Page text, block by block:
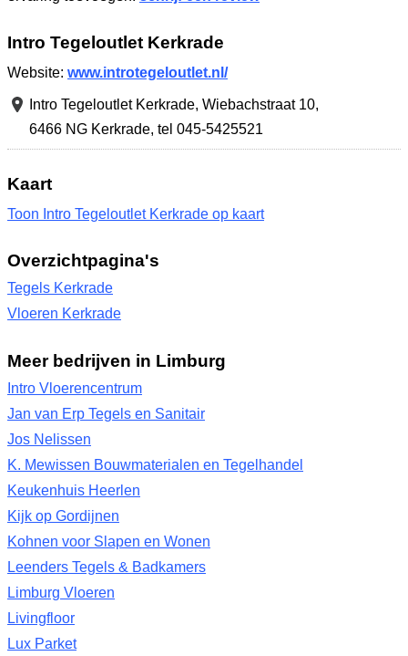
Intro Tegeloutlet Kerkrade
Website: www.introtegeloutlet.nl/
Intro Tegeloutlet Kerkrade, Wiebachstraat 10,
6466 NG Kerkrade, tel 045-5425521
Kaart
Toon Intro Tegeloutlet Kerkrade op kaart
Overzichtpagina's
Tegels Kerkrade
Vloeren Kerkrade
Meer bedrijven in Limburg
Intro Vloerencentrum
Jan van Erp Tegels en Sanitair
Jos Nelissen
K. Mewissen Bouwmaterialen en Tegelhandel
Keukenhuis Heerlen
Kijk op Gordijnen
Kohnen voor Slapen en Wonen
Leenders Tegels & Badkamers
Limburg Vloeren
Livingfloor
Lux Parket